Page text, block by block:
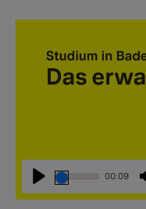
Abspielen
00:09